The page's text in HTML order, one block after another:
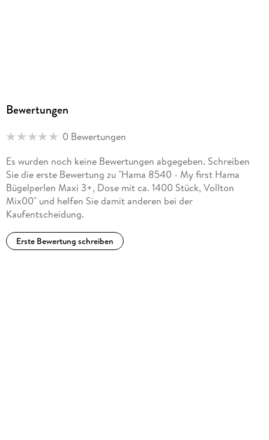
Bewertungen
0 Bewertungen
Es wurden noch keine Bewertungen abgegeben. Schreiben
Sie die erste Bewertung zu "Hama 8540 - My first Hama
Bügelperlen Maxi 3+, Dose mit ca. 1400 Stück, Vollton
Mix00" und helfen Sie damit anderen bei der
Kaufentscheidung.
Erste Bewertung schreiben